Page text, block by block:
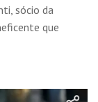
sócio da
que